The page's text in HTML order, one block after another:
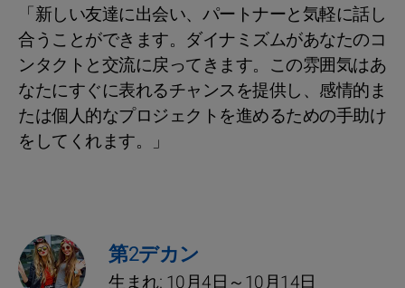
「新しい友達に出会い、パートナーと気軽に話し
合うことができます。ダイナミズムがあなたのコ
ンタクトと交流に戻ってきます。この雰囲気はあ
なたにすぐに表れるチャンスを提供し、感情的ま
たは個人的なプロジェクトを進めるための手助け
をしてくれます。」
第2デカン
生まれ: 10月4日～10月14日